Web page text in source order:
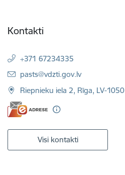
Kontakti
+371 67234335
E-pasts:
pasts@vdzti.gov.lv
Riepnieku iela 2, Rīga, LV-1050
Visi kontakti